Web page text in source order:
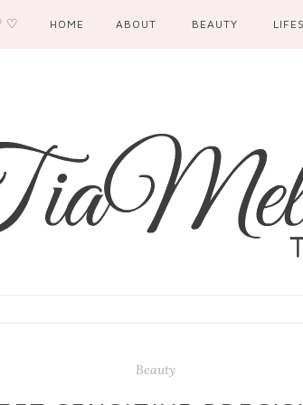
♡ HOME ABOUT BEAUTY
Beauty